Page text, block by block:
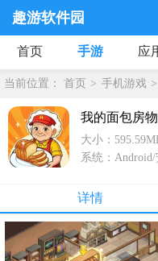
趣游软件园
首页 手游 应
当前位置： 首页 手机游戏
我的面包房
大小：
系统：
详情